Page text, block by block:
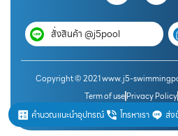
คำนวณแนะนำอุปกรณ์ โทรหาเรา ส่ง
สั่งสินค้า @j5pool
Copyright © 2021 www.j5-
Term of usePrivacy Policy